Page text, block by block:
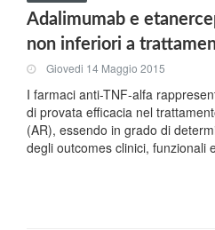
Adalimumab e
non inferiori a
Giovedi 14 Maggio 2015
I farmaci anti-TNF-alfa
di provata efficacia nel
(AR), essendo in grado di
degli outcomes clinici, funzionali